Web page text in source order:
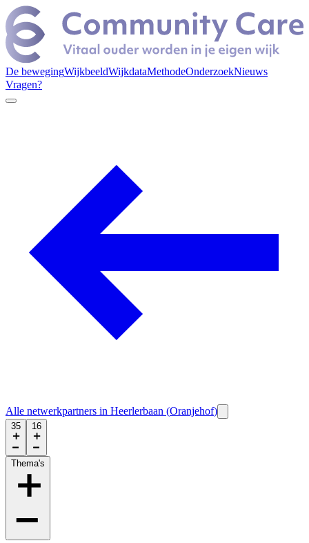
De bewegingWijkbeeldWijkdataMethodeOnderzoekNieuws
Vragen?
Alle netwerkpartners in Heerlerbaan (Oranjehof)
35 16
Thema's